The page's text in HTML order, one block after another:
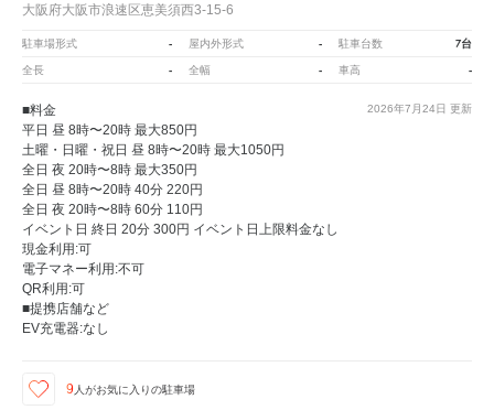
大阪府大阪市浪速区恵美須西3-15-6
駐車場形式 - 屋内外形式 - 駐車台数 7台
全長 - 全幅 - 車高 -
2026年7月24日 更新
■料金
平日 昼 8時〜20時 最大850円
土曜・日曜・祝日 昼 8時〜20時 最大1050円
全日 夜 20時〜8時 最大350円
全日 昼 8時〜20時 40分 220円
全日 夜 20時〜8時 60分 110円
イベント日 終日 20分 300円 イベント日上限料金なし
現金利用:可
電子マネー利用:不可
QR利用:可
■提携店舗など
EV充電器:なし
9 人がお気に入りの駐車場